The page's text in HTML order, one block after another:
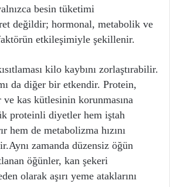
besin tüketimi
değildir; hormonal, metabolik ve
etkileşimiyle şekillenir.
kilo kaybını zorlaştırabilir.
da diğer bir etkendir. Protein,
kas kütlesinin korunmasına
proteinli diyetler hem iştah
hem de metabolizma hızını
zamanda düzensiz öğün
öğünler, kan şekeri
olarak aşırı yeme ataklarını